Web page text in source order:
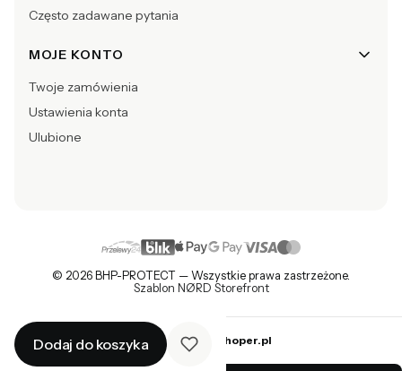
Często zadawane pytania
MOJE KONTO
Twoje zamówienia
Ustawienia konta
Ulubione
© 2026 BHP-PROTECT — Wszystkie prawa zastrzeżone.
Szablon NØRD Storefront
Sklep internetowy Shoper.pl
Dodaj do koszyka